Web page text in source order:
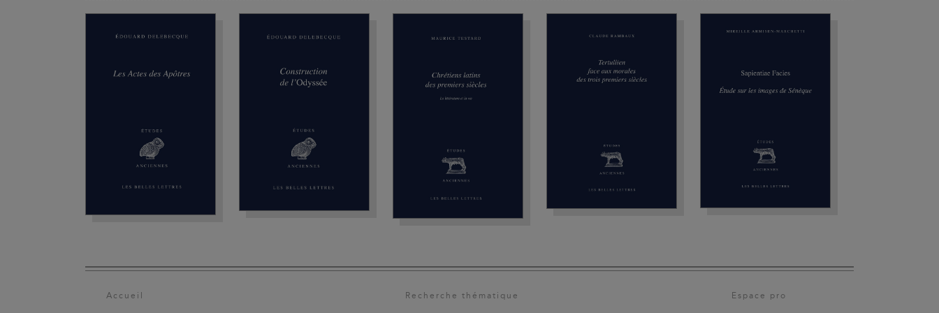
Accueil Recherche thématique Espace pro